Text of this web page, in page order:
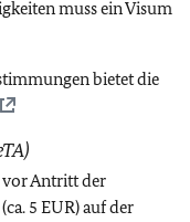
muss ein Visum
bietet die
vor Antritt der
5 EUR) auf der